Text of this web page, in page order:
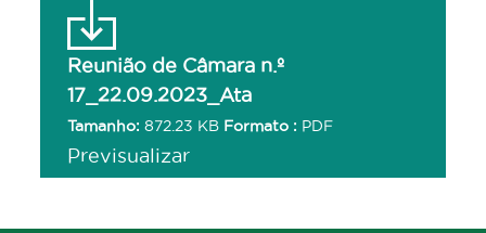
Reunião de Câmara n.º
17_22.09.2023_Ata
Tamanho: 872.23 KB Formato : PDF
Previsualizar